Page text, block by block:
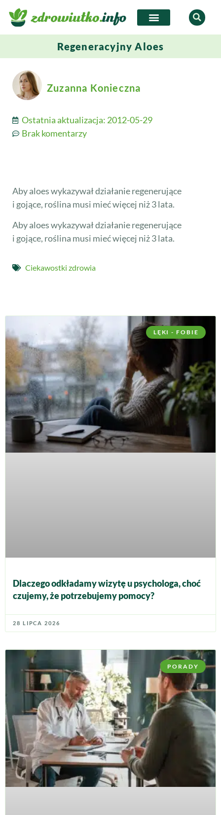
Regeneracyjny Aloes
Zuzanna Konieczna
Ostatnia aktualizacja: 2012-05-29
Brak komentarzy
Aby aloes wykazywał działanie regenerujące
i gojące, roślina musi mieć więcej niż 3 lata.
Aby aloes wykazywał działanie regenerujące
i gojące, roślina musi mieć więcej niż 3 lata.
Ciekawostki zdrowia
LĘKI - FOBIE
Dlaczego odkładamy wizytę u psychologa, choć
czujemy, że potrzebujemy pomocy?
28 LIPCA 2026
PORADY